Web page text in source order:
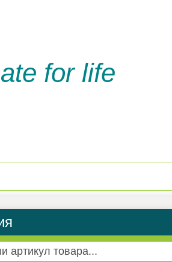
for life